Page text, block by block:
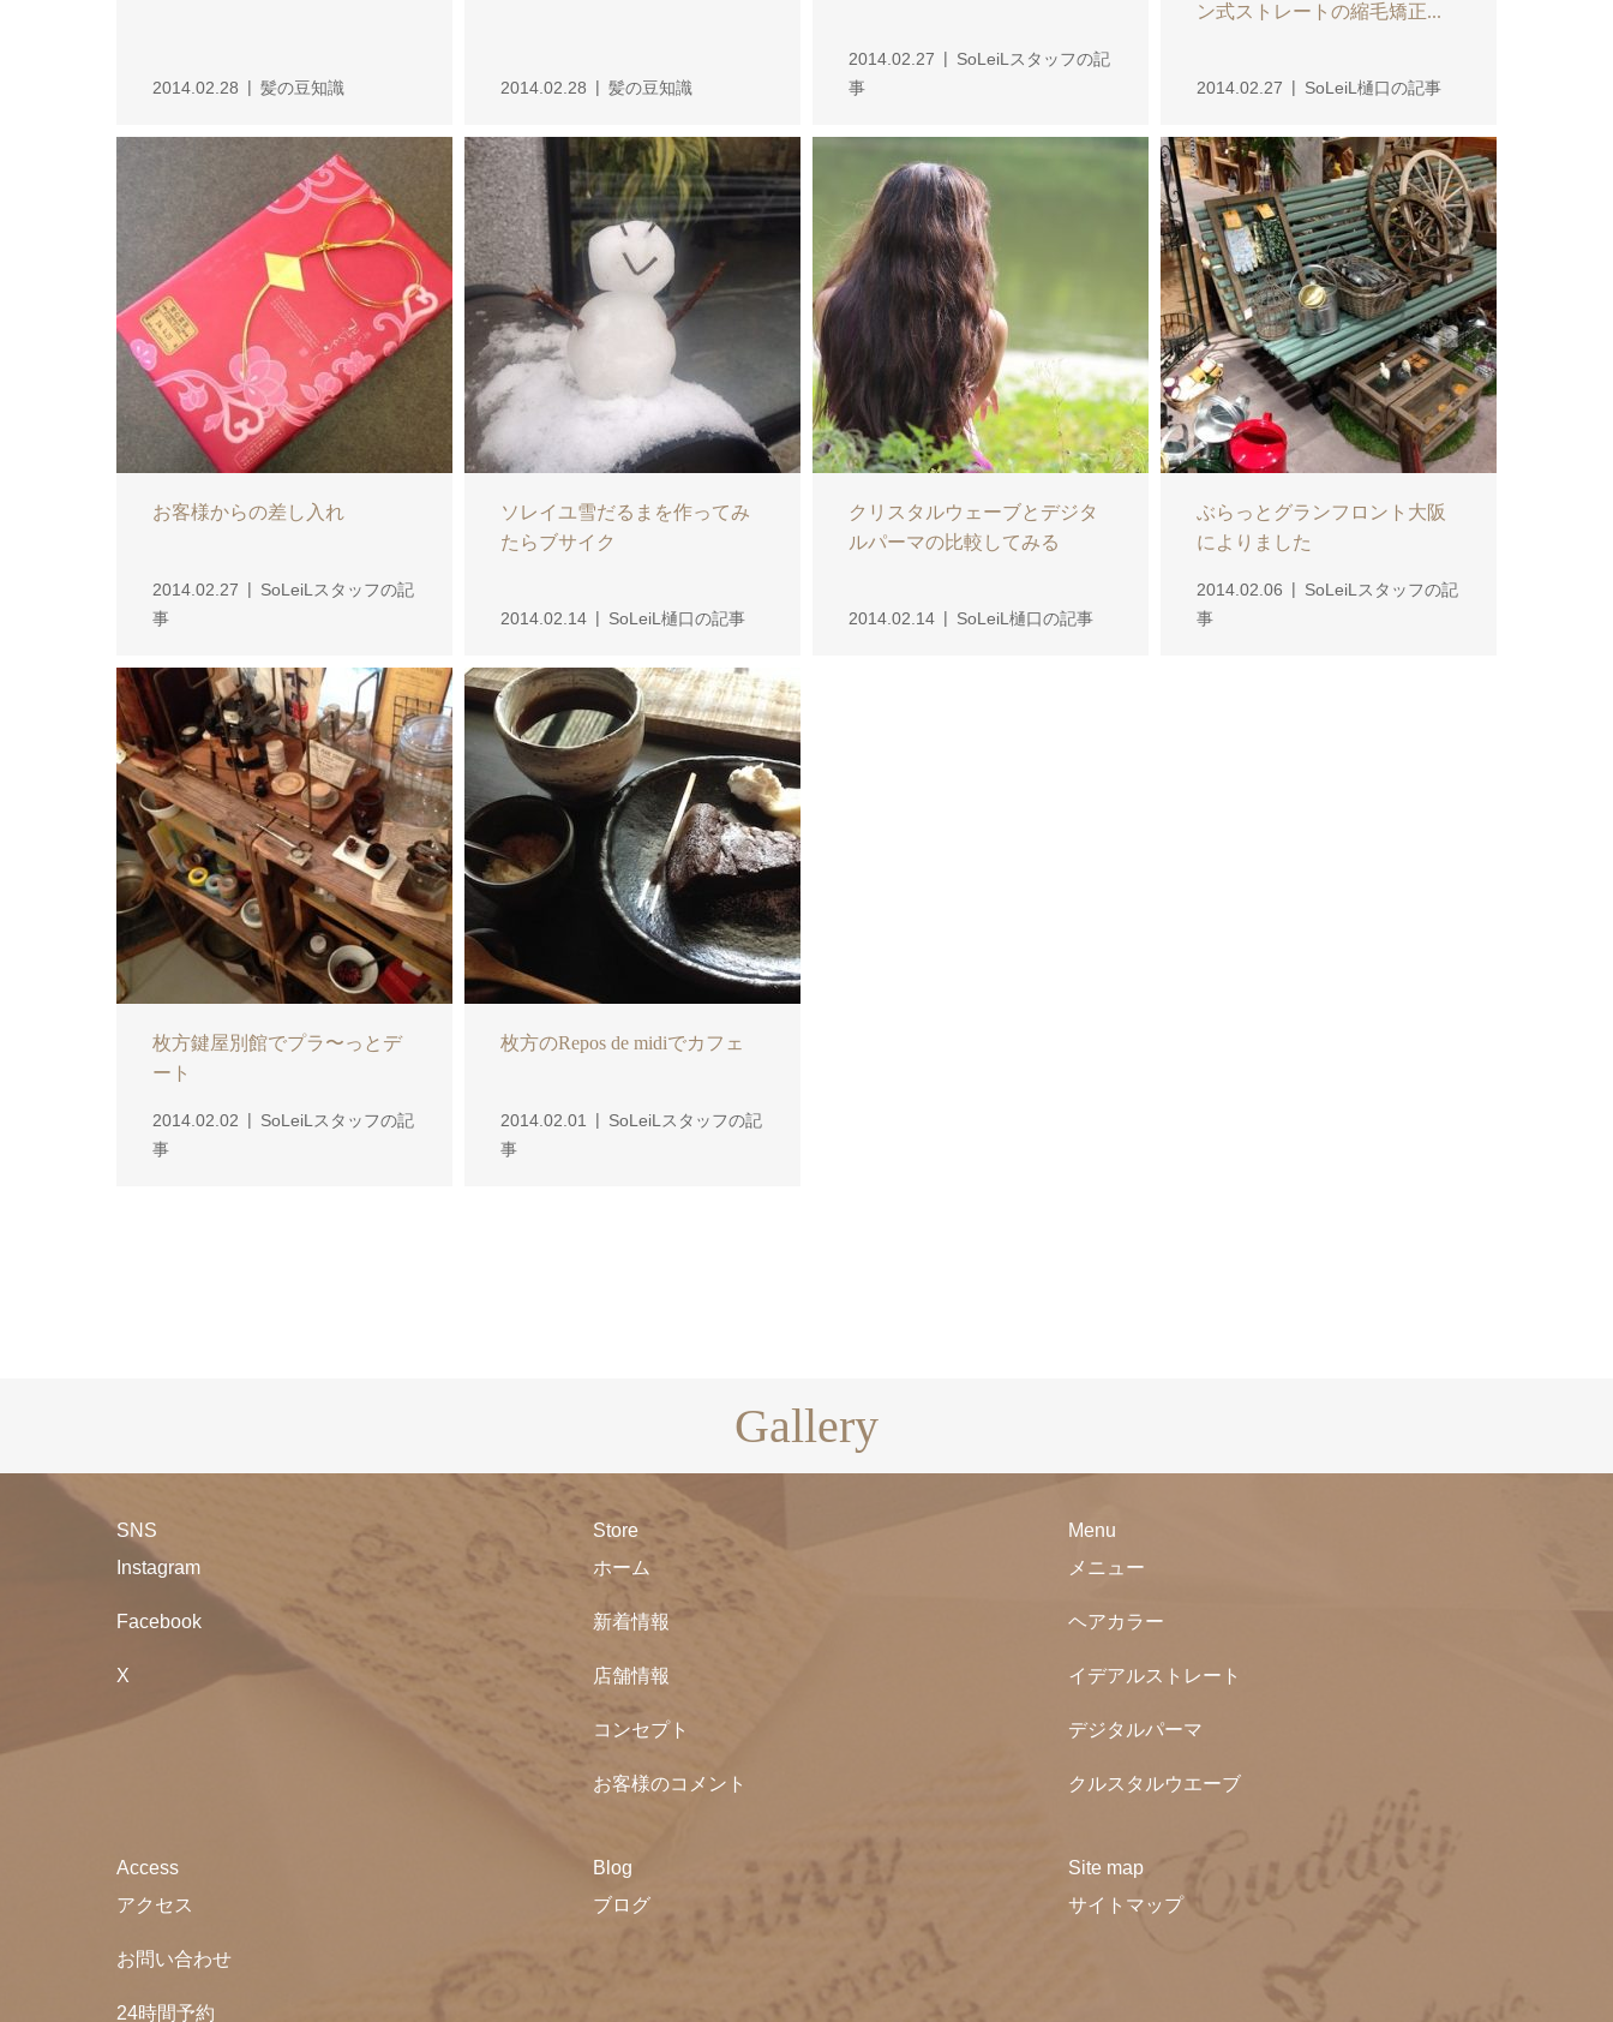
2014.02.28 髪の豆知識 2014.02.28 髪の豆知識
2014.02.27
SoLeiLスタッフの記
事
ン式ストレートの縮毛矯正...
2014.02.27 SoLeiL樋口の記事
お客様からの差し入れ
2014.02.27
SoLeiLスタッフの記
事
ソレイユ雪だるまを作ってみ
たらブサイク
2014.02.14 SoLeiL樋口の記事
クリスタルウェーブとデジタ
ルパーマの比較してみる
2014.02.14 SoLeiL樋口の記事
ぶらっとグランフロント大阪
によりました
2014.02.06
SoLeiLスタッフの記
事
枚方鍵屋別館でプラ〜っとデ
ート
2014.02.02
SoLeiLスタッフの記
事
枚方のRepos de midiでカフェ
2014.02.01
SoLeiLスタッフの記
事
Gallery
SNS
Instagram
Facebook
X
Store
ホーム
新着情報
店舗情報
コンセプト
お客様のコメント
Menu
メニュー
ヘアカラー
イデアルストレート
デジタルパーマ
クルスタルウエーブ
Access
アクセス
お問い合わせ
24時間予約
Blog
ブログ
Site map
サイトマップ